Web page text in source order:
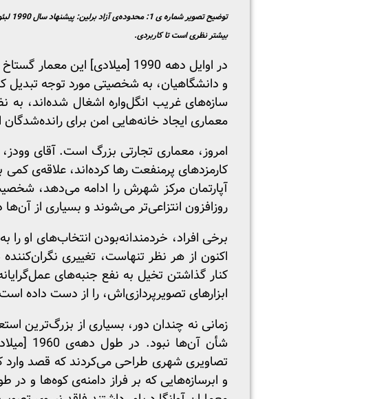
بیشتر نظری است تا کاربردی.
در اوایل دهه 1990 [میلادی]
و دانشگاهیان، به شخصیتی مورد توجه تبدیل
سازه‌های غریب انگل‌واره اشغال شده‌اند،
معماری ایجاد خانه‌هایی امن برای
امروز، معماری تجارتی بزرگ است. آقای
کارمزدهای پرمنفعت رها کرده‌‌اند، علاقه‌ی
آپارتمان مرکز شهرش را ادامه می‌دهد،
روزافزون انتزاعی‌تر می‌شوند و بسیاری از
برخی افراد، خردمندانه‌بودن انتخاب‌های او
اکنون از هر نظر تنهاست، تغییری
کنار گذاشتن تخیل به نفع جنبه‌های
ابزارهای تصویرپردازی‌اش، را از دست داده
زمانی نه چندان دور، بسیاری از بزرگ‌ترین
شأن آن‌ها نبود. در طول دهه‌ی 1960 [میلادی] شرکت‌هایی مانند سوپراستودیو
تصاویری شهری‌ طراحی می‌کردند که قصد
و ابرسازه‌هایی که بر فراز دامنه‌ی کوه‌ها و